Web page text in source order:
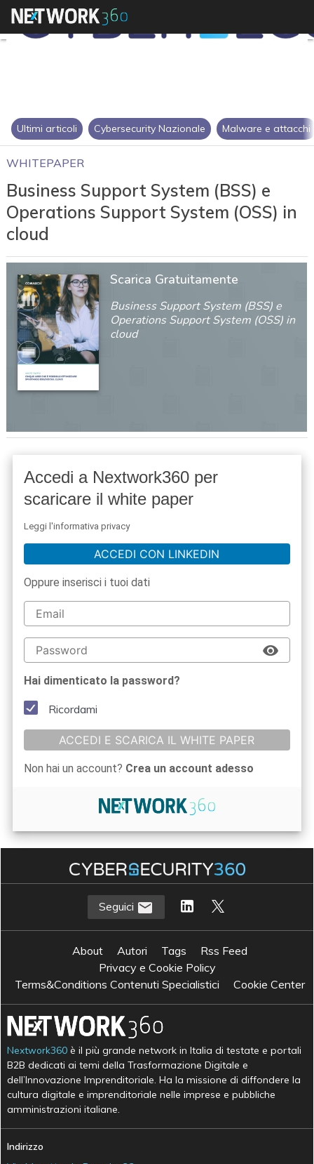
Ultimi articoli Cybersecurity Nazionale Malware e attacchi
WHITEPAPER
Business Support System (BSS) e
Operations Support System (OSS) in
cloud
Scarica Gratuitamente
Business Support System (BSS) e
Operations Support System (OSS) in
cloud
Accedi a Nextwork360 per
scaricare il white paper
Leggi l'informativa privacy
ACCEDI CON LINKEDIN
Oppure inserisci i tuoi dati
Hai dimenticato la password?
Ricordami
ACCEDI E SCARICA IL WHITE PAPER
Non hai un account? Crea un account adesso
Seguici
About Autori Tags
Rss Feed
Privacy e Cookie Policy
Terms&Conditions Contenuti Specialistici
Cookie Center
Nextwork360 è il più grande network in Italia di testate e portali
B2B dedicati ai temi della Trasformazione Digitale e
dell’Innovazione Imprenditoriale. Ha la missione di diffondere la
cultura digitale e imprenditoriale nelle imprese e pubbliche
amministrazioni italiane.
Indirizzo